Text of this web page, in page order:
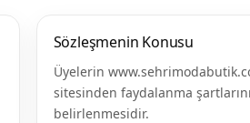
Sözleşmenin Konusu
Üyelerin
sitesinden faydalanma
belirlenmesidir.